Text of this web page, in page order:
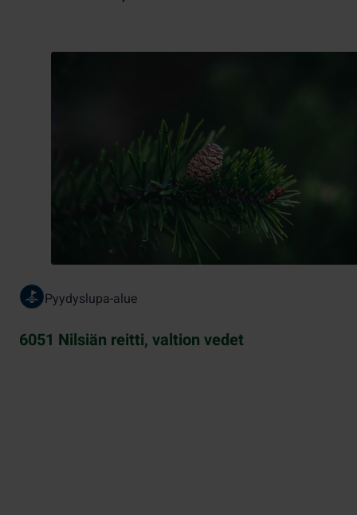
Pyydyslupa-alue
6051 Nilsiän reitti, valtion vedet